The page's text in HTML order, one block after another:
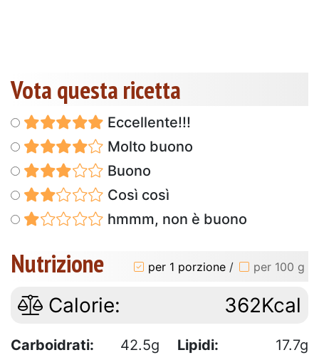
Vota questa ricetta
Eccellente!!!
Molto buono
Buono
Così così
hmmm, non è buono
Nutrizione per 1 porzione / per 100 g
Calorie: 362Kcal
Carboidrati: 42.5g Lipidi:
17.7g